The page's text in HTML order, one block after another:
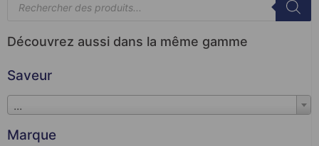
Découvrez aussi dans la même gamme
Saveur
...
Marque